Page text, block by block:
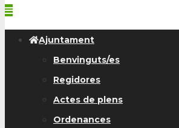
Ajuntament
Benvinguts/es
Regidores
Actes de plens
Ordenances